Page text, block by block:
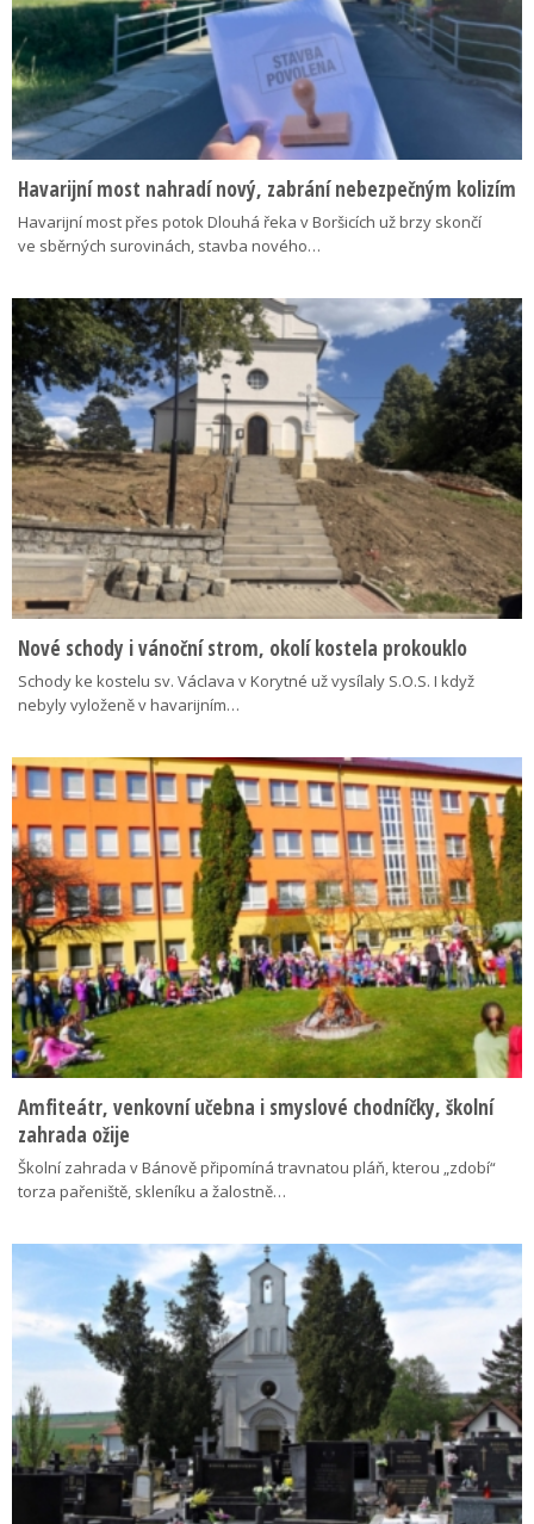
Havarijní most nahradí nový, zabrání nebezpečným kolizím
Havarijní most přes potok Dlouhá řeka v Boršicích už brzy skončí
ve sběrných surovinách, stavba nového…
Nové schody i vánoční strom, okolí kostela prokouklo
Schody ke kostelu sv. Václava v Korytné už vysílaly S.O.S. I když
nebyly vyloženě v havarijním…
Amfiteátr, venkovní učebna i smyslové chodníčky, školní
zahrada ožije
Školní zahrada v Bánově připomíná travnatou pláň, kterou „zdobí“
torza pařeniště, skleníku a žalostně…